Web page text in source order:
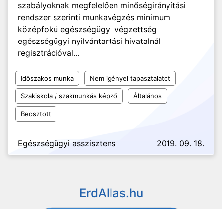
szabályoknak megfelelően minőségirányítási
rendszer szerinti munkavégzés minimum
középfokú egészségügyi végzettség
egészségügyi nyilvántartási hivatalnál
regisztrációval...
Időszakos munka Nem igényel tapasztalatot
Szakiskola / szakmunkás képző Általános
Beosztott
Egészségügyi asszisztens 2019. 09. 18.
ErdAllas.hu